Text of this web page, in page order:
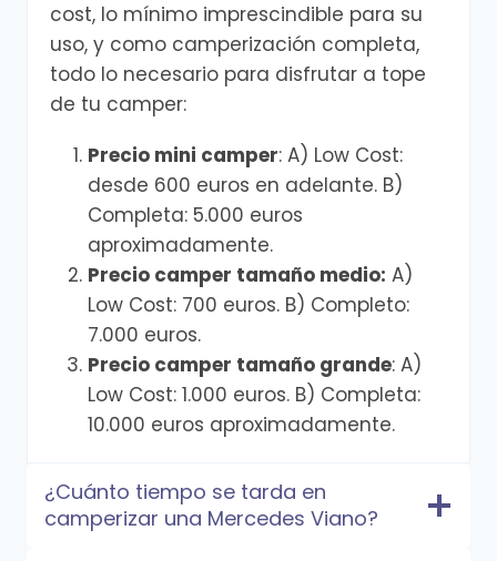
cost, lo mínimo imprescindible para su
uso, y como camperización completa,
todo lo necesario para disfrutar a tope
de tu camper:
Precio mini camper: A) Low Cost:
desde 600 euros en adelante. B)
Completa: 5.000 euros
aproximadamente.
Precio camper tamaño medio: A)
Low Cost: 700 euros. B) Completo:
7.000 euros.
Precio camper tamaño grande: A)
Low Cost: 1.000 euros. B) Completa:
10.000 euros aproximadamente.
¿Cuánto tiempo se tarda en
camperizar una Mercedes Viano?